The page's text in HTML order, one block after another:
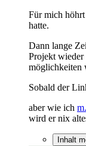
Für mich höhrt
hatte.
Dann lange
Projekt wieder
möglichkeiten
Sobald der
aber wie ich
wird er nix
Inhalt